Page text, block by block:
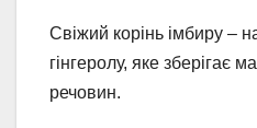
Свіжий корінь імбиру –
гінгеролу, яке зберігає
речовин.